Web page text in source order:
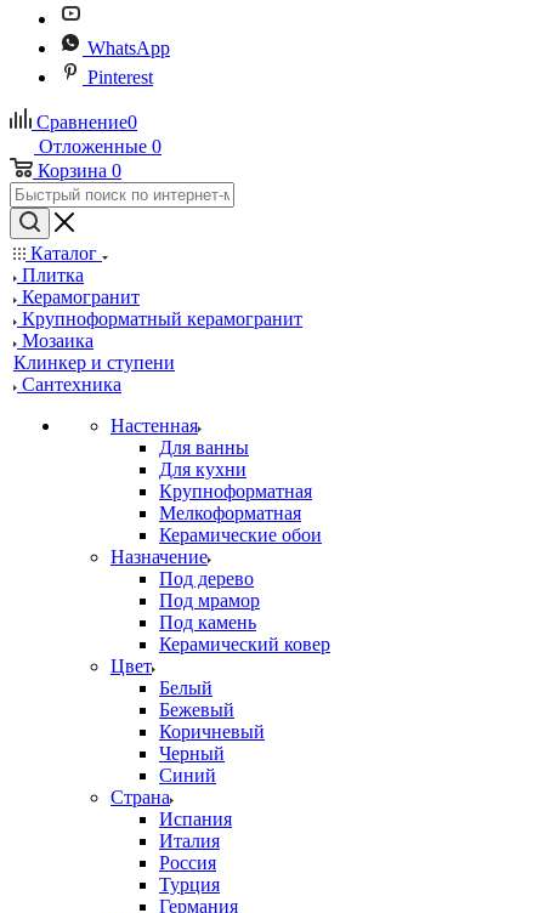
WhatsApp
Pinterest
Сравнение0
Отложенные 0
Корзина 0
Каталог
Плитка
Керамогранит
Крупноформатный керамогранит
Мозаика
Клинкер и ступени
Сантехника
Настенная
Для ванны
Для кухни
Крупноформатная
Мелкоформатная
Керамические обои
Назначение
Под дерево
Под мрамор
Под камень
Керамический ковер
Цвет
Белый
Бежевый
Коричневый
Черный
Синий
Страна
Испания
Италия
Россия
Турция
Германия